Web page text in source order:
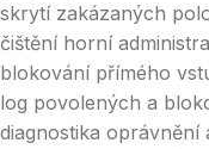
skrytí zakázaných
čištění horní
blokování přímého
log povolených a
diagnostika